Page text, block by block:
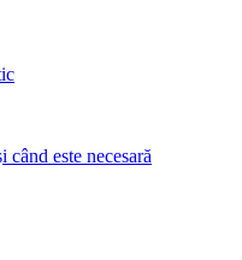
când este necesară